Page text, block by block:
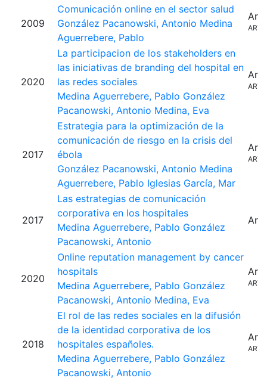
2009
Comunicación online en el sector salud
González Pacanowski, Antonio Medina
Aguerrebere, Pablo
2020
La participacion de los stakeholders en
las iniciativas de branding del hospital en
las redes sociales
Medina Aguerrebere, Pablo González
Pacanowski, Antonio Medina, Eva
2017
Estrategia para la optimización de la
comunicación de riesgo en la crisis del
ébola
González Pacanowski, Antonio Medina
Aguerrebere, Pablo Iglesias García, Mar
2017
Las estrategias de comunicación
corporativa en los hospitales
Medina Aguerrebere, Pablo González
Pacanowski, Antonio
2020
Online reputation management by cancer
hospitals
Medina Aguerrebere, Pablo González
Pacanowski, Antonio Medina, Eva
2018
El rol de las redes sociales en la difusión
de la identidad corporativa de los
hospitales españoles.
Medina Aguerrebere, Pablo González
Pacanowski, Antonio